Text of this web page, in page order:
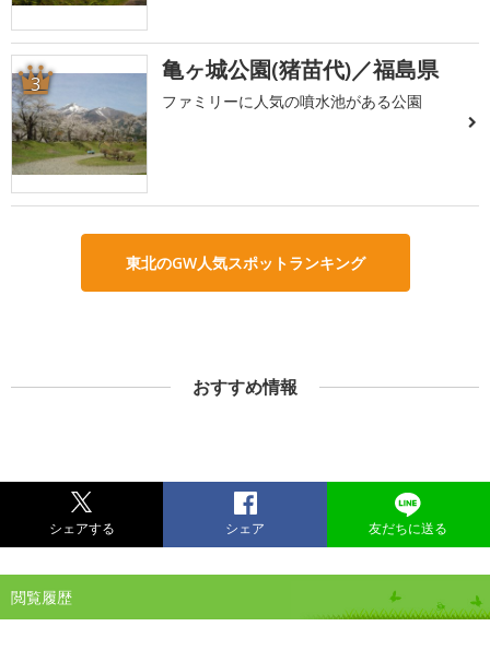
3 亀ヶ城公園(猪苗代)／福島県
ファミリーに人気の噴水池がある公園
東北のGW人気スポットランキング
おすすめ情報
シェアする シェア 友だちに送る
閲覧履歴